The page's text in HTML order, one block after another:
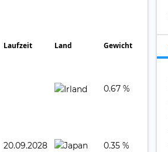
Laufzeit Land Gewicht
0.67 %
20.09.2028 0.35 %